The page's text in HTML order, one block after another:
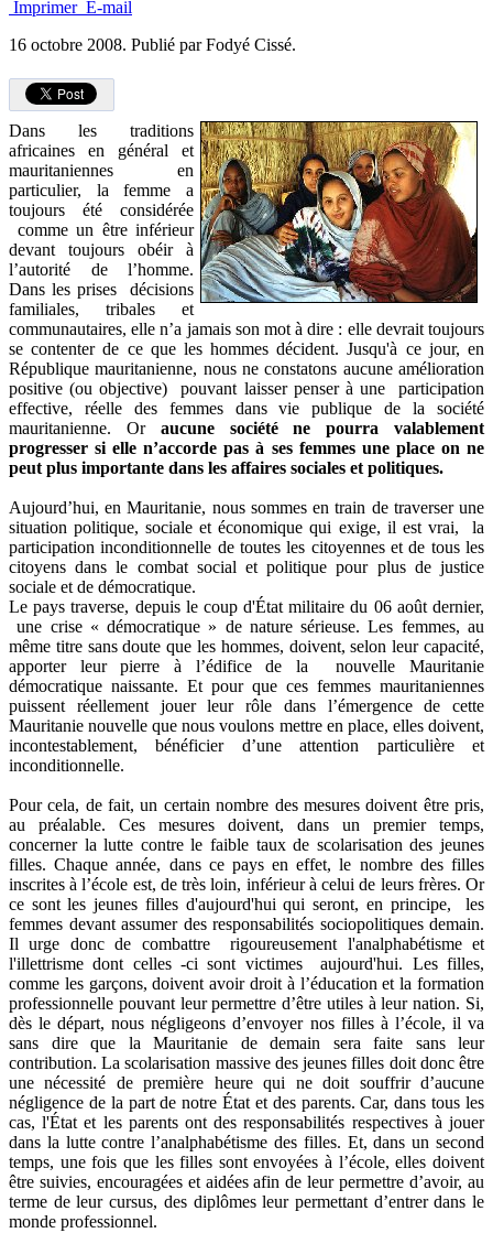
Imprimer E-mail
16 octobre 2008. Publié par Fodyé Cissé.
Dans les traditions
africaines en général et
mauritaniennes en
particulier, la femme a
toujours été considérée
comme un être inférieur
devant toujours obéir à
l’autorité de l’homme.
Dans les prises décisions
familiales, tribales et
communautaires, elle n’a jamais son mot à dire : elle devrait toujours
se contenter de ce que les hommes décident. Jusqu'à ce jour, en
République mauritanienne, nous ne constatons aucune amélioration
positive (ou objective) pouvant laisser penser à une participation
effective, réelle des femmes dans vie publique de la société
mauritanienne. Or aucune société ne pourra valablement
progresser si elle n’accorde pas à ses femmes une place on ne
peut plus importante dans les affaires sociales et politiques.
Aujourd’hui, en Mauritanie, nous sommes en train de traverser une
situation politique, sociale et économique qui exige, il est vrai, la
participation inconditionnelle de toutes les citoyennes et de tous les
citoyens dans le combat social et politique pour plus de justice
sociale et de démocratique.
Le pays traverse, depuis le coup d'État militaire du 06 août dernier,
une crise « démocratique » de nature sérieuse. Les femmes, au
même titre sans doute que les hommes, doivent, selon leur capacité,
apporter leur pierre à l’édifice de la nouvelle Mauritanie
démocratique naissante. Et pour que ces femmes mauritaniennes
puissent réellement jouer leur rôle dans l’émergence de cette
Mauritanie nouvelle que nous voulons mettre en place, elles doivent,
incontestablement, bénéficier d’une attention particulière et
inconditionnelle.
Pour cela, de fait, un certain nombre des mesures doivent être pris,
au préalable. Ces mesures doivent, dans un premier temps,
concerner la lutte contre le faible taux de scolarisation des jeunes
filles. Chaque année, dans ce pays en effet, le nombre des filles
inscrites à l’école est, de très loin, inférieur à celui de leurs frères. Or
ce sont les jeunes filles d'aujourd'hui qui seront, en principe, les
femmes devant assumer des responsabilités sociopolitiques demain.
Il urge donc de combattre rigoureusement l'analphabétisme et
l'illettrisme dont celles -ci sont victimes aujourd'hui. Les filles,
comme les garçons, doivent avoir droit à l’éducation et la formation
professionnelle pouvant leur permettre d’être utiles à leur nation. Si,
dès le départ, nous négligeons d’envoyer nos filles à l’école, il va
sans dire que la Mauritanie de demain sera faite sans leur
contribution. La scolarisation massive des jeunes filles doit donc être
une nécessité de première heure qui ne doit souffrir d’aucune
négligence de la part de notre État et des parents. Car, dans tous les
cas, l'État et les parents ont des responsabilités respectives à jouer
dans la lutte contre l’analphabétisme des filles. Et, dans un second
temps, une fois que les filles sont envoyées à l’école, elles doivent
être suivies, encouragées et aidées afin de leur permettre d’avoir, au
terme de leur cursus, des diplômes leur permettant d’entrer dans le
monde professionnel.